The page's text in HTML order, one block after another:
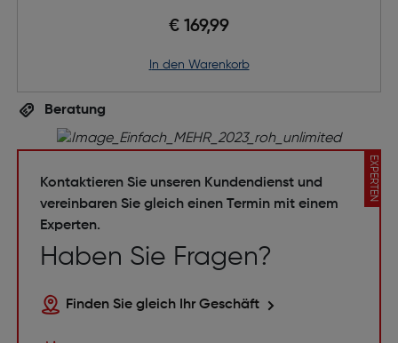
€ 169,99
in den Warenkorb
Beratung
EXPERTEN
Kontaktieren Sie unseren Kundendienst und
vereinbaren Sie gleich einen Termin mit einem
Experten.
Haben Sie Fragen?
Finden Sie gleich Ihr Geschäft